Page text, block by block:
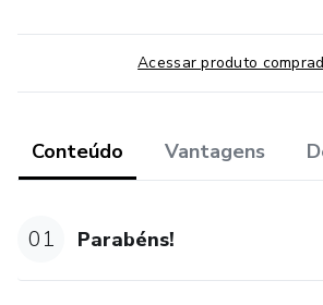
Acessar produto
Conteúdo Vantagens
01 Parabéns!